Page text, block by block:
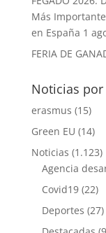
Más
en España 1
FERIA DE
Noticias
erasmus (15)
Green EU (14)
Noticias (1.123)
Agencia
Covid19(22)
Deportes (27)